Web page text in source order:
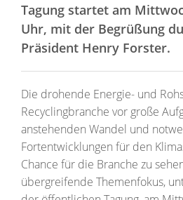
Tagung startet am
Uhr, mit der Begrüßung
Präsident Henry Forster.
Die drohende Energie- und
Recyclingbranche vor große
anstehenden Wandel und
Fortentwicklungen für den
Chance für die Branche zu
übergreifende Themenfokus,